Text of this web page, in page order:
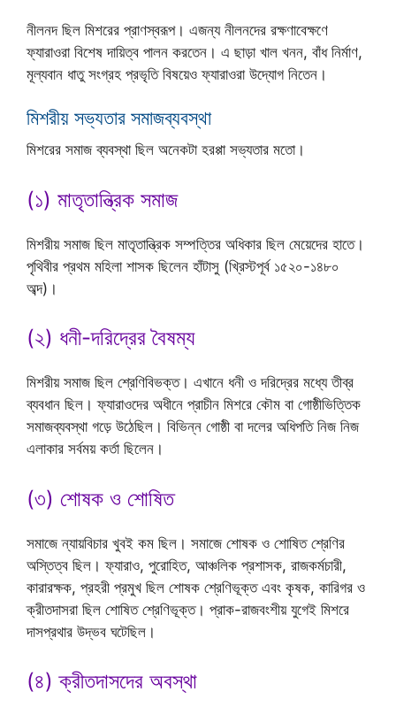
নীলনদ ছিল মিশরের প্রাণস্বরূপ। এজন্য নীলনদের রক্ষণাবেক্ষণে
ফ্যারাওরা বিশেষ দায়িত্ব পালন করতেন। এ ছাড়া খাল খনন, বাঁধ নির্মাণ,
মূল্যবান ধাতু সংগ্রহ প্রভৃতি বিষয়েও ফ্যারাওরা উদ্যোগ নিতেন।
মিশরীয় সভ্যতার সমাজব্যবস্থা
মিশরের সমাজ ব্যবস্থা ছিল অনেকটা হরপ্পা সভ্যতার মতো।
(১) মাতৃতান্ত্রিক সমাজ
মিশরীয় সমাজ ছিল মাতৃতান্ত্রিক সম্পত্তির অধিকার ছিল মেয়েদের হাতে।
পৃথিবীর প্রথম মহিলা শাসক ছিলেন হাঁটাসু (খ্রিস্টপূর্ব ১৫২০-১৪৮০
অব্দ)।
(২) ধনী-দরিদ্রের বৈষম্য
মিশরীয় সমাজ ছিল শ্রেণিবিভক্ত। এখানে ধনী ও দরিদ্রের মধ্যে তীব্র
ব্যবধান ছিল। ফ্যারাওদের অধীনে প্রাচীন মিশরে কৌম বা গোষ্ঠীভিত্তিক
সমাজব্যবস্থা গড়ে উঠেছিল। বিভিন্ন গোষ্ঠী বা দলের অধিপতি নিজ নিজ
এলাকার সর্বময় কর্তা ছিলেন।
(৩) শোষক ও শোষিত
সমাজে ন্যায়বিচার খুবই কম ছিল। সমাজে শোষক ও শোষিত শ্রেণির
অস্তিত্ব ছিল। ফ্যারাও, পুরোহিত, আঞ্চলিক প্রশাসক, রাজকর্মচারী,
কারারক্ষক, প্রহরী প্রমুখ ছিল শোষক শ্রেণিভূক্ত এবং কৃষক, কারিগর ও
ক্রীতদাসরা ছিল শোষিত শ্রেণিভূক্ত। প্রাক-রাজবংশীয় যুগেই মিশরে
দাসপ্রথার উদ্ভব ঘটেছিল।
(৪) ক্রীতদাসদের অবস্থা